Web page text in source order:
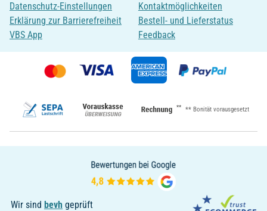
Datenschutz-Einstellungen
Erklärung zur Barrierefreiheit
VBS App
Kontaktmöglichkeiten
Bestell- und Lieferstatus
Feedback
** ** Bonität vorausgesetzt
Wir sind bevh geprüft